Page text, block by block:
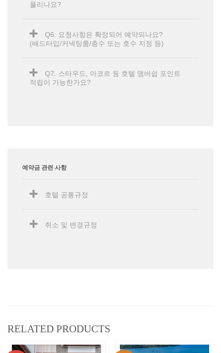
풀리나요?
Q6. 요청사항은 확정되어 예약되나요?
(배드타입/커넥팅룸/층수 또는 호수 지정 등)
Q7. 스타우드, 아코르 등 호텔 맴버쉽 포인트
적립이 가능한가요?
예약금 관련 사항
호텔 공통규정
취소 및 변경규정
RELATED PRODUCTS